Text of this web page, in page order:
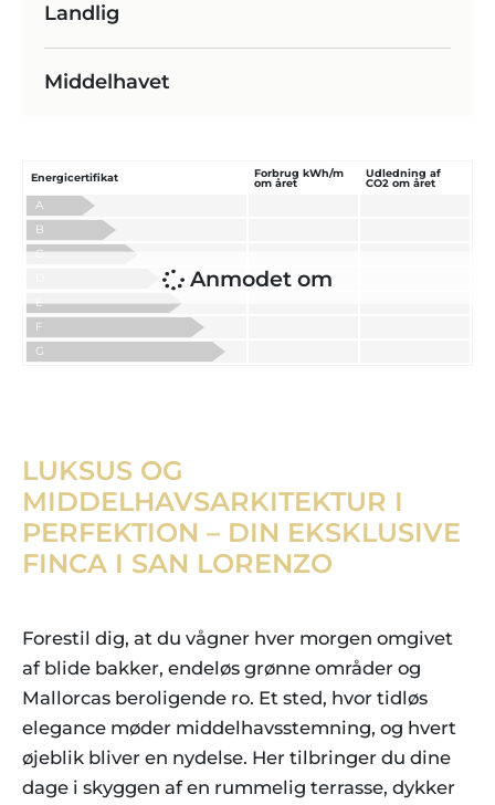
Landlig
Middelhavet
Anmodet om
Energicertifikat
Forbrug kWh/m
om året
Udledning af
CO2 om året
A
B
C
E
F
G
LUKSUS OG
MIDDELHAVSARKITEKTUR I
PERFEKTION – DIN EKSKLUSIVE
FINCA I SAN LORENZO
Forestil dig, at du vågner hver morgen omgivet
af blide bakker, endeløs grønne områder og
Mallorcas beroligende ro. Et sted, hvor tidløs
elegance møder middelhavsstemning, og hvert
øjeblik bliver en nydelse. Her tilbringer du dine
dage i skyggen af en rummelig terrasse, dykker